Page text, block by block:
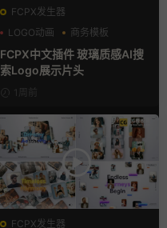
FCPX发生器
LOGO动画
商务模板
支持Intel+M芯片
FCPX中文插件 玻璃质感AI搜
索Logo展示片头
1周前
FCPX发生器